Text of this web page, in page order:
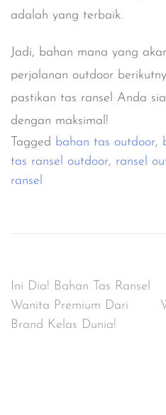
adalah yang terbaik.
Jadi, bahan mana yang
perjalanan outdoor
pastikan tas ransel Anda
dengan maksimal!
Tagged bahan tas outdoor,
tas ransel outdoor, ransel
ransel
Post
navigation
Ini Dia! Bahan Tas Ransel
Wanita Premium Dari
Brand Kelas Dunia!